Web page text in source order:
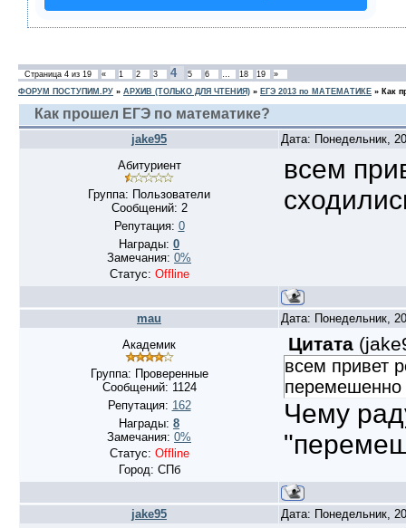
Страница 4 из 19 « 1 2 3 4 5 6 … 18 19
»
ФОРУМ ПОСТУПИМ.РУ » АРХИВ (ТОЛЬКО ДЛЯ ЧТЕНИЯ) » ЕГЭ 2013 по МАТЕМАТИКЕ » Как
Как прошел ЕГЭ по математике?
jake95
Дата: Понедельник,
Абитуриент
Группа: Пользователи
Сообщений: 2
Репутация: 0
Награды: 0
Замечания: 0%
Статус: Offline
всем
mau
Дата: Понедельник,
Академик
Группа: Проверенные
Сообщений: 1124
Репутация: 162
Награды: 8
Замечания: 0%
Статус: Offline
Город: СПб
Цитата (
всем привет
перемешенно
Чему
jake95
Дата: Понедельник,